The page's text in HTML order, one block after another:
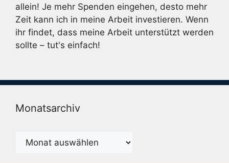
allein! Je mehr Spenden eingehen, desto mehr
Zeit kann ich in meine Arbeit investieren. Wenn
ihr findet, dass meine Arbeit unterstützt werden
sollte – tut's einfach!
Monatsarchiv
Monatsarchiv